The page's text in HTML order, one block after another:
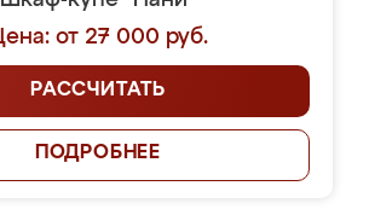
от 27 000 руб.
РАССЧИТАТЬ
ПОДРОБНЕЕ